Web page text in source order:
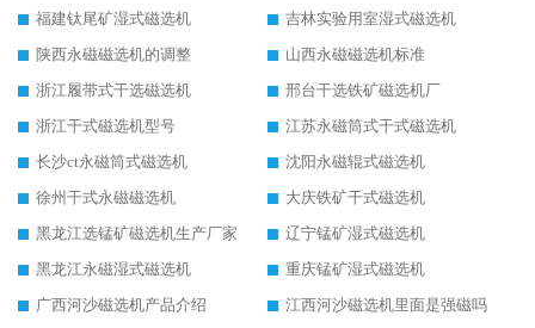
福建钛尾矿湿式磁选机
吉林实验用室湿式磁选机
陕西永磁磁选机的调整
山西永磁磁选机标准
浙江履带式干选磁选机
邢台干选铁矿磁选机厂
浙江干式磁选机型号
江苏永磁筒式干式磁选机
长沙ct永磁筒式磁选机
沈阳永磁辊式磁选机
徐州干式永磁磁选机
大庆铁矿干式磁选机
黑龙江选锰矿磁选机生产厂家
辽宁锰矿湿式磁选机
黑龙江永磁湿式磁选机
重庆锰矿湿式磁选机
广西河沙磁选机产品介绍
江西河沙磁选机里面是强磁吗